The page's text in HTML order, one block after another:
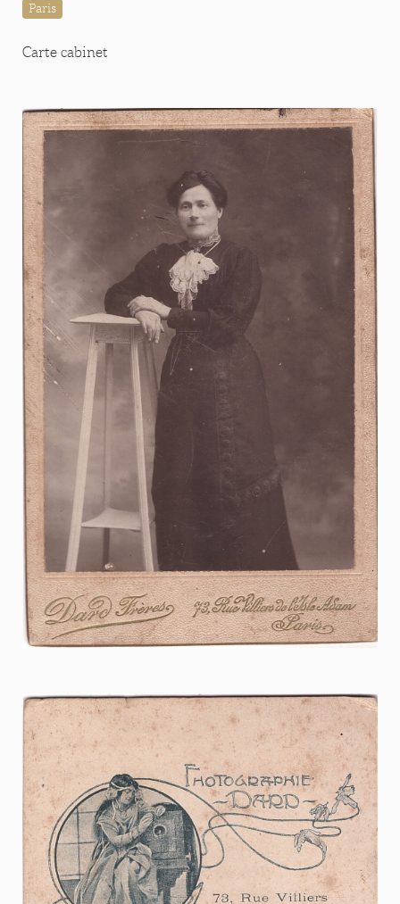
Paris
Carte cabinet